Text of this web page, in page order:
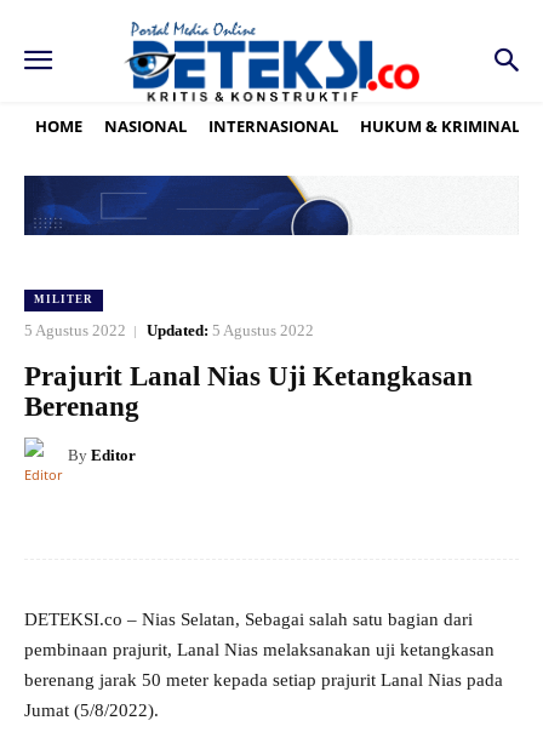
HOME NASIONAL INTERNASIONAL HUKUM & KRIMINAL
MILITER
5 Agustus 2022 Updated: 5 Agustus 2022
Prajurit Lanal Nias Uji Ketangkasan
Berenang
By Editor
DETEKSI.co – Nias Selatan, Sebagai salah satu bagian dari
pembinaan prajurit, Lanal Nias melaksanakan uji ketangkasan
berenang jarak 50 meter kepada setiap prajurit Lanal Nias pada
Jumat (5/8/2022).